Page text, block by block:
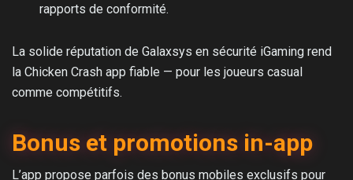
rapports de conformité.
La solide réputation de Galaxsys en sécurité iGaming rend
la Chicken Crash app fiable — pour les joueurs casual
comme compétitifs.
Bonus et promotions in-app
L’app propose parfois des bonus mobiles exclusifs pour